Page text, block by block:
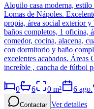
Alquilo casa moderna,
Lomas de Nápoles.
propia, área social exterior
baños completos, 1 oficina,
comedor, cocina, alacena,
con dormitorio y baño
excelentes acabados. Áreas
increíble , cancha de fútbol
0 6 0 m² 6 ago.
Contactar Ver detalles